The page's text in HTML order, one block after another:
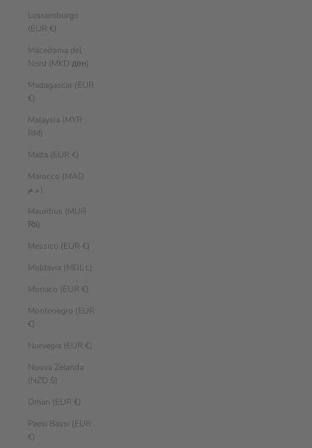
Lussemburgo
(EUR €)
Macedonia del
Nord (MKD ден)
Madagascar (EUR
€)
Malaysia (MYR
RM)
Malta (EUR €)
Marocco (MAD
د.م.)
Mauritius (MUR
₨)
Messico (EUR €)
Moldavia (MDL L)
Monaco (EUR €)
Montenegro (EUR
€)
Norvegia (EUR €)
Nuova Zelanda
(NZD $)
Oman (EUR €)
Paesi Bassi (EUR
€)